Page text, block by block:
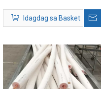
Idagdag sa Basket